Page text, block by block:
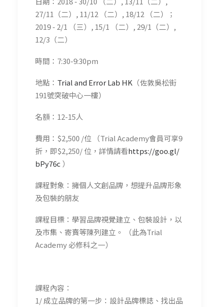
27/11（二）, 11/12 （二）, 18/12 （二）；
2019 - 2/1 （三）, 15/1 （二）, 29/1（二）,
12/3（二）
時間：7:30-9:30pm
地點： Trial and Error Lab HK （佐敦吳松街
191號突破中心一樓）
名額：12-15人
費用：$2,500 /位 （Trial Academy會員可享9
折，即$2,250/ 位，詳情請看https://goo.gl/
bPy76c ）
課程對象：擁個人文創品牌，想提升品牌形象
及包裝的朋友
課程目標：學習品牌視覺建立、包裝設計，以
及市集、寄賣等陳列建立。 （此為Trial
Academy 必修科之一）
課程內容：
1/成立品牌的第一步：設計品牌標誌、找出品